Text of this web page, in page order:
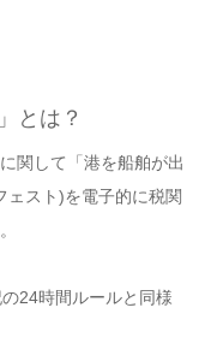
とは？
関して「港を船舶が出
スト)を電子的に税関
24時間ルールと同様